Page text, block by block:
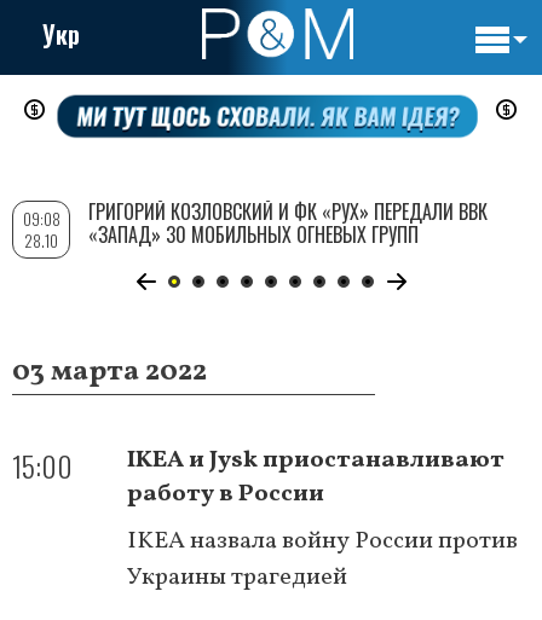
Перейти
содержанию
Укр
03 марта 2022
15:00
IKEA и Jysk приостанавливают
работу в России
IKEA назвала войну России против
Украины трагедией
09:08
28.10
ГРИГОРИЙ КОЗЛОВСКИЙ И ФК «РУХ» ПЕРЕДАЛИ ВВК
«ЗАПАД» 30 МОБИЛЬНЫХ ОГНЕВЫХ ГРУПП